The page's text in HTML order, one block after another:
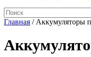
Главная / Аккумуляторы